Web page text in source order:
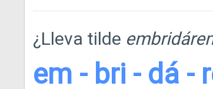
¿Lleva tilde
em - bri - dá -